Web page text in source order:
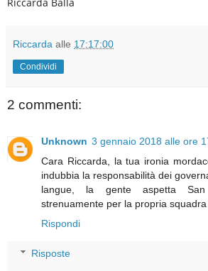
Riccarda alle 17:17:00
Condividi
2 commenti:
Unknown 3 gennaio 2018 alle ore
Cara Riccarda, la tua ironia
indubbia la responsabilità dei
langue, la gente aspetta
strenuamente per la propria
Rispondi
Risposte